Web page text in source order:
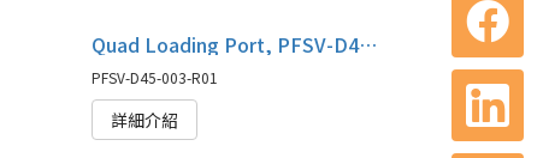
Quad Loading Port, PFSV-D45-003-R01
PFSV-D45-003-R01
詳細介紹